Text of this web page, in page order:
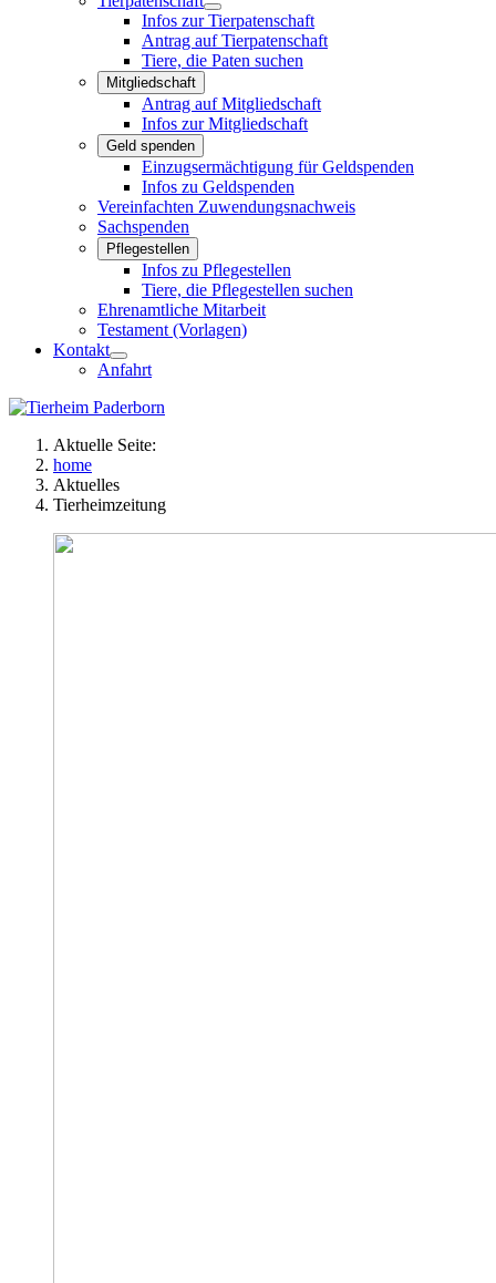
Infos zur Tierpatenschaft
Antrag auf Tierpatenschaft
Tiere, die Paten suchen
Mitgliedschaft
Antrag auf Mitgliedschaft
Infos zur Mitgliedschaft
Geld spenden
Einzugsermächtigung für Geldspenden
Infos zu Geldspenden
Vereinfachten Zuwendungsnachweis
Sachspenden
Pflegestellen
Infos zu Pflegestellen
Tiere, die Pflegestellen suchen
Ehrenamtliche Mitarbeit
Testament (Vorlagen)
Kontakt
Anfahrt
Aktuelle Seite:
home
Aktuelles
Tierheimzeitung